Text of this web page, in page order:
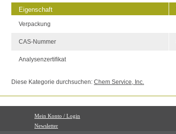
Eigenschaft
Verpackung
CAS-Nummer
Analysenzertifikat
Diese Kategorie durchsuchen: Chem Service, Inc.
Mein Konto / Login
Newsletter